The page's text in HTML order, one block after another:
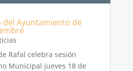
del Ayuntamiento de
Rafal celebra sesión
Municipal jueves 18 de